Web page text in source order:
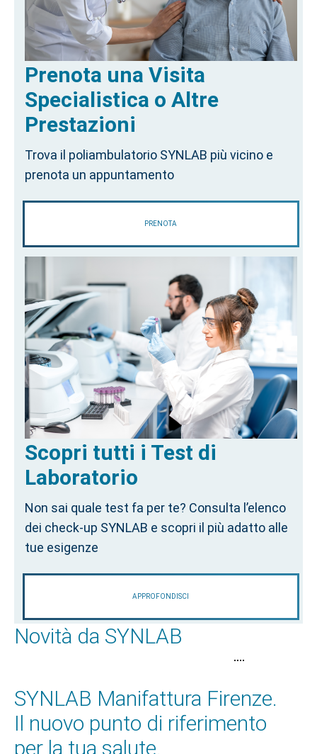
Prenota una Visita
Specialistica o Altre
Prestazioni
Trova il poliambulatorio SYNLAB più vicino e
prenota un appuntamento
PRENOTA
Scopri tutti i Test di
Laboratorio
Non sai quale test fa per te? Consulta l’elenco
dei check-up SYNLAB e scopri il più adatto alle
tue esigenze
APPROFONDISCI
Novità da SYNLAB
••••
SYNLAB Manifattura Firenze.
Il nuovo punto di riferimento
per la tua salute.